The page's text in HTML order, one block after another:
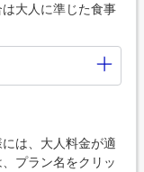
大人に準じた食事
は、大人料金が適
プラン名をクリッ